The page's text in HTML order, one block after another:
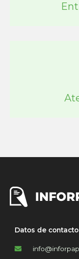
Datos de contacto